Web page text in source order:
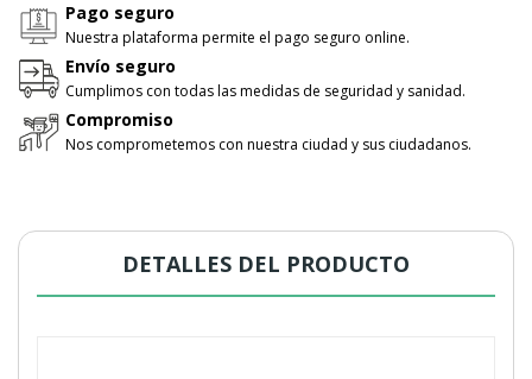
Pago seguro
Nuestra plataforma permite el pago seguro online.
Envío seguro
Cumplimos con todas las medidas de seguridad y sanidad.
Compromiso
Nos comprometemos con nuestra ciudad y sus ciudadanos.
DETALLES DEL PRODUCTO